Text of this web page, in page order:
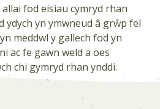
fod eisiau cymryd rhan
ydych yn ymwneud â grŵp fel
meddwl y gallech fod yn
ac fe gawn weld a oes
chi gymryd rhan ynddi.